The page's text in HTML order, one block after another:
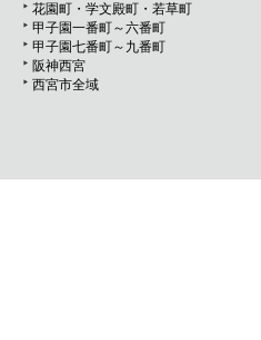
花園町・学文殿町・若草町
甲子園一番町～六番町
甲子園七番町～九番町
阪神西宮
西宮市全域